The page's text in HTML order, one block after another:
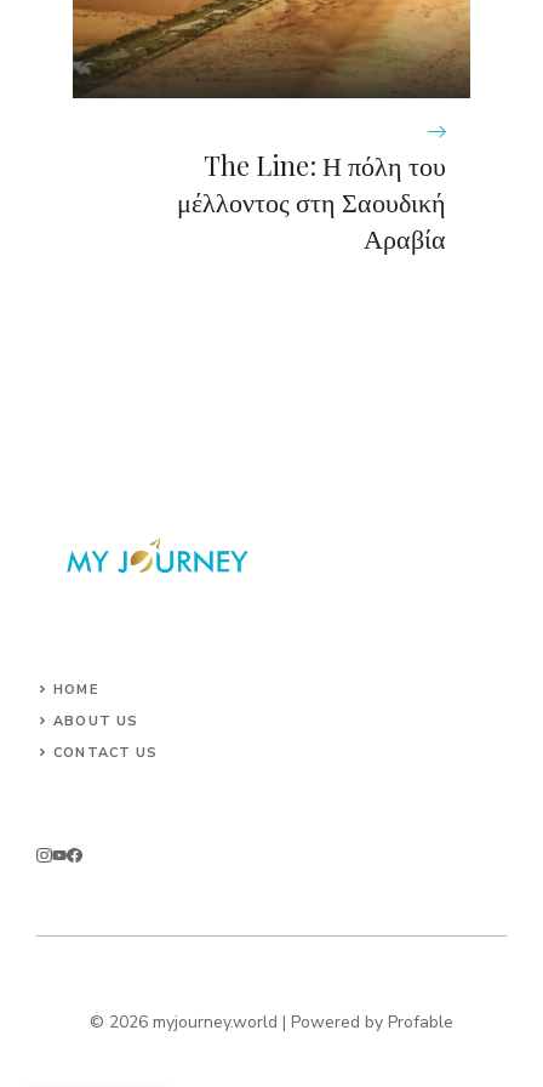
The Line: Η πόλη του
μέλλοντος στη Σαουδική
Αραβία
HOME
ABOUT US
CONTACT US
© 2026 myjourney.world | Powered by Profable